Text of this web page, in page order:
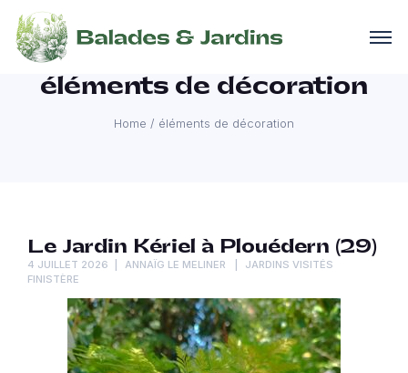
éléments de décoration
Home / éléments de décoration
Le Jardin Kériel à Plouédern (29)
4 JUILLET 2026 ANNAÏG LE MELINER
JARDINS VISITÉS
FINISTÈRE